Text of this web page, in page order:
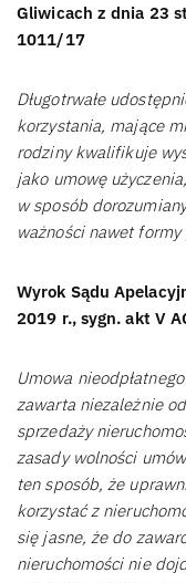
Gliwicach z dnia 23
1011/17
Długotrwałe
korzystania, mające
rodziny kwalifikuje
jako umowę
w sposób
ważności nawet
Wyrok Sądu
2019 r., sygn. akt V
Umowa
zawarta niezależnie
sprzedaży
zasady wolności
ten sposób, że
korzystać z
się jasne, że do
nieruchomości nie